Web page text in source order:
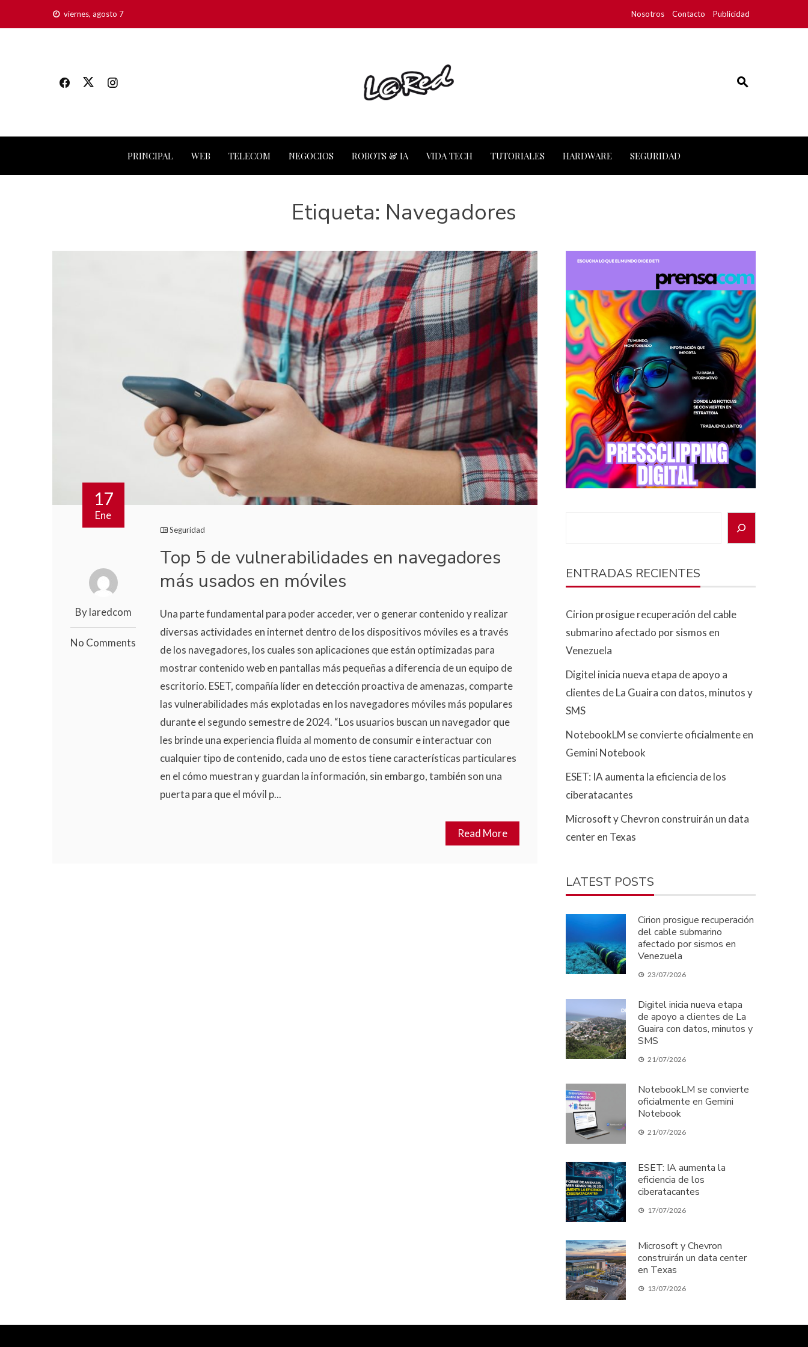
viernes, agosto 7 Nosotros Contacto Publicidad
PRINCIPAL WEB TELECOM NEGOCIOS ROBOTS & IA VIDA TECH TUTORIALES HARDWARE SEGURIDAD
Etiqueta: Navegadores
17
Ene
By laredcom
No Comments
Seguridad
Top 5 de vulnerabilidades en navegadores
más usados en móviles
Una parte fundamental para poder acceder, ver o generar contenido y realizar
diversas actividades en internet dentro de los dispositivos móviles es a través
de los navegadores, los cuales son aplicaciones que están optimizadas para
mostrar contenido web en pantallas más pequeñas a diferencia de un equipo de
escritorio. ESET, compañía líder en detección proactiva de amenazas, comparte
las vulnerabilidades más explotadas en los navegadores móviles más populares
durante el segundo semestre de 2024. “Los usuarios buscan un navegador que
les brinde una experiencia fluida al momento de consumir e interactuar con
cualquier tipo de contenido, cada uno de estos tiene características particulares
en el cómo muestran y guardan la información, sin embargo, también son una
puerta para que el móvil p...
Read More
ENTRADAS RECIENTES
Cirion prosigue recuperación del cable
submarino afectado por sismos en
Venezuela
Digitel inicia nueva etapa de apoyo a
clientes de La Guaira con datos, minutos y
SMS
NotebookLM se convierte oficialmente en
Gemini Notebook
ESET: IA aumenta la eficiencia de los
ciberatacantes
Microsoft y Chevron construirán un data
center en Texas
LATEST POSTS
Cirion prosigue recuperación
del cable submarino
afectado por sismos en
Venezuela
23/07/2026
Digitel inicia nueva etapa
de apoyo a clientes de La
Guaira con datos, minutos y
SMS
21/07/2026
NotebookLM se convierte
oficialmente en Gemini
Notebook
21/07/2026
ESET: IA aumenta la
eficiencia de los
ciberatacantes
17/07/2026
Microsoft y Chevron
construirán un data center
en Texas
13/07/2026